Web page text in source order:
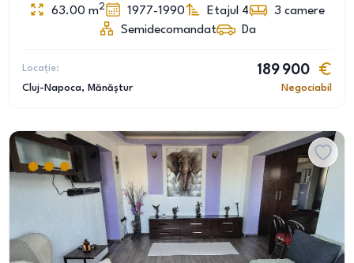
63.00 m2 1977-1990 Etajul 4 3 camere
Semidecomandat
Da
Locație:
Cluj-Napoca, Mănăștur
189 900
Negociabil